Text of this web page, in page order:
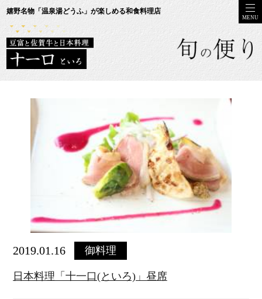
嬉野名物「温泉湯どうふ」が楽しめる和食料理店
MENU
2019.01.16 御料理
日本料理「十一口(といろ)」昼席